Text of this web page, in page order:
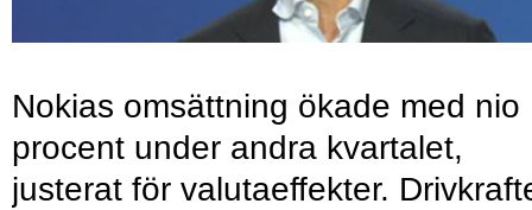
Nokias omsättning ökade med nio
procent under andra kvartalet,
justerat för valutaeffekter.